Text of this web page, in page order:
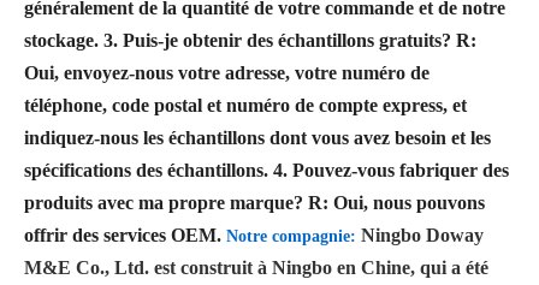
généralement de la quantité de votre commande et de notre
stockage. 3. Puis-je obtenir des échantillons gratuits? R:
Oui, envoyez-nous votre adresse, votre numéro de
téléphone, code postal et numéro de compte express, et
indiquez-nous les échantillons dont vous avez besoin et les
spécifications des échantillons. 4. Pouvez-vous fabriquer des
produits avec ma propre marque? R: Oui, nous pouvons
offrir des services OEM. Notre compagnie: Ningbo Doway
M&E Co., Ltd. est construit à Ningbo en Chine, qui a été